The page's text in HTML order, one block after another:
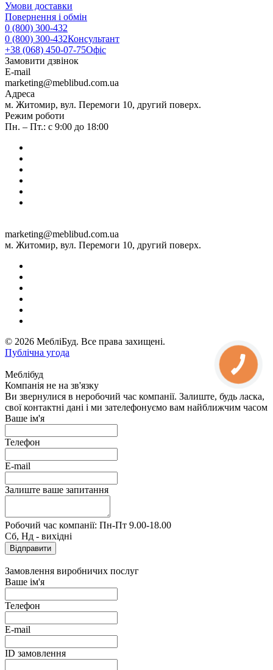
Умови доставки
Повернення і обмін
0 (800) 300-432
0 (800) 300-432Консультант
+38 (068) 450-07-75Офіс
Замовити дзвінок
E-mail
marketing@meblibud.com.ua
Адреса
м. Житомир, вул. Перемоги 10, другий поверх.
Режим роботи
Пн. – Пт.: с 9:00 до 18:00
marketing@meblibud.com.ua
м. Житомир, вул. Перемоги 10, другий поверх.
© 2026 МебліБуд. Все права захищені.
Публічна угода
Меблібуд
Компанія не на зв'язку
Ви звернулися в неробочий час компанії. Залиште, будь ласка,
свої контактні дані і ми зателефонуємо вам найближчим часом
Ваше ім'я
Телефон
E-mail
Залиште ваше запитання
Робочий час компанії: Пн-Пт 9.00-18.00
Сб, Нд - вихідні
Замовлення виробничих послуг
Ваше ім'я
Телефон
E-mail
ID замовлення